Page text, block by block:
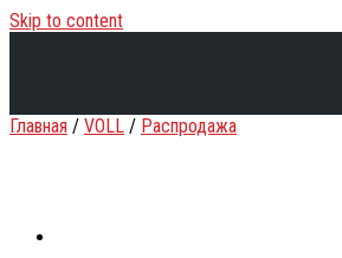
Skip to content
Главная / VOLL / Распродажа